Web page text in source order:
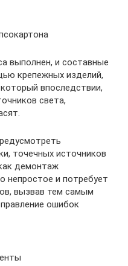
выполнен, и составные
крепежных изделий,
впоследствии,
света,
точечных источников
демонтаж
непростое и потребует
вызвав тем самым
ошибок